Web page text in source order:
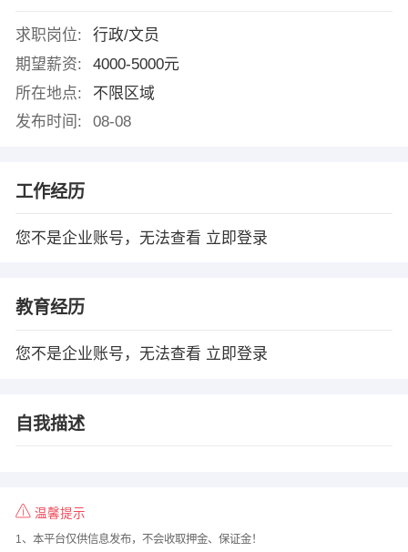
求职岗位:
行政/文员
期望薪资:
4000-5000元
所在地点:
不限区域
发布时间:
08-08
工作经历
您不是企业账号，无法查看 立即登录
教育经历
您不是企业账号，无法查看 立即登录
自我描述
温馨提示
1、本平台仅供信息发布，不会收取押金、保证金！